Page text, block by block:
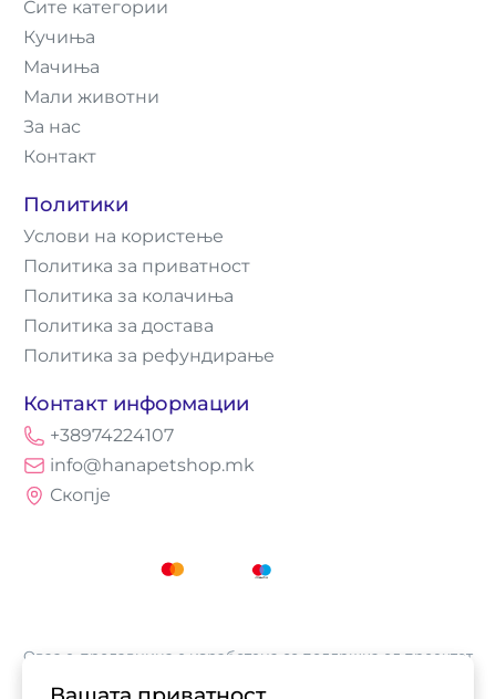
Сите категории
Кучиња
Мачиња
Мали животни
За нас
Контакт
Политики
Услови на користење
Политика за приватност
Политика за колачиња
Политика за достава
Политика за рефундирање
Контакт информации
+38974224107
info@hanapetshop.mk
Скопје
Оваа е-продавница е изработена со поддршка од проектот
„Е-трговија: Супермоќ за локалните бизниси vol.2",